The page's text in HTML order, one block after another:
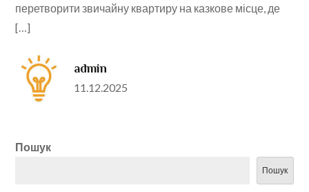
перетворити звичайну квартиру на казкове місце, де
[…]
admin
Posted
11.12.2025
Пошук
Пошук